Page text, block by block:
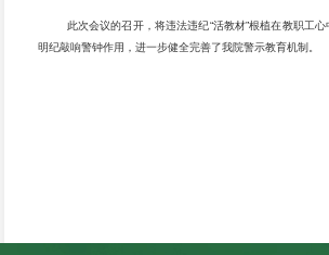
此次会议的召开，将违法违纪“活教材”根植在教职工
明纪敲响警钟作用，进一步健全完善了我院警示教育机制。